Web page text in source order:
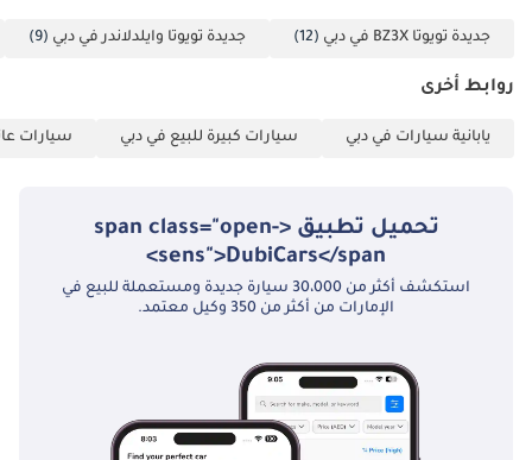
جديدة تويوتا BZ3X في دبي (12) جديدة تويوتا وايلدلاندر في دبي (9)
روابط أخرى
يابانية سيارات في دبي سيارات كبيرة للبيع في دبي سيارات
تحميل تطبيق <span class="open-
sens">DubiCars</span>
استكشف أكثر من 30،000 سيارة جديدة ومستعملة للبيع في
الإمارات من أكثر من 350 وكيل معتمد.